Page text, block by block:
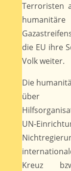
Terroristen
die EU ihre
Volk weiter.
Die
über
UN-
Kreuz